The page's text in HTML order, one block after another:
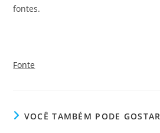
fontes.
Fonte
VOCÊ TAMBÉM PODE GOSTAR